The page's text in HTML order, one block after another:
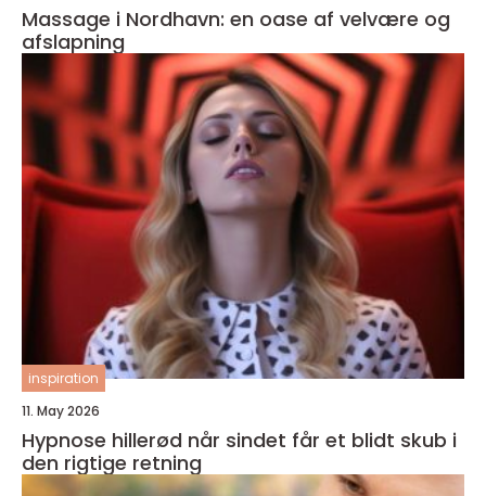
Massage i Nordhavn: en oase af velvære og
afslapning
inspiration
11. May 2026
Hypnose hillerød når sindet får et blidt skub i
den rigtige retning